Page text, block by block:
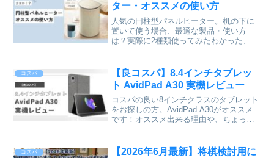
ター・オススメの使い方
人気の円柱型パネルヒーター。机の下に
置いて使う場合、最適な製品・使い方
は？実際に2種類使ってみたわかった、底
ないので、エアコンと比べてもオススメ
の暖房器具です。
コスパ
【良コスパ】8.4インチタブレッ
ト AvidPad A30 実機レビュー
コスパの良い8インチクラスのタブレット
をお探しの方。AvidPad A30がオススメ
です！オススメ出来る理由や、ちょっと
にしていただけると幸いです。
コスパ
【2026年6月最新】将棋検討用に